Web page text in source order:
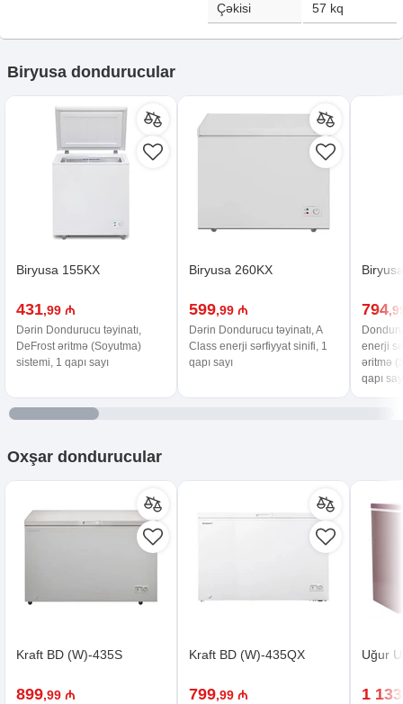
Çəkisi 57 kq
Biryusa dondurucular
Biryusa 155KX
431,99 ₼
Dərin Dondurucu təyinatı,
DeFrost əritmə (Soyutma)
sistemi, 1 qapı sayı
Biryusa 260KX
599,99 ₼
Dərin Dondurucu təyinatı, A
Class enerji sərfiyyat sinifi, 1
qapı sayı
794
enerji
əritmə
qapı
Oxşar dondurucular
Kraft BD (W)-435S
899,99 ₼
Kraft BD (W)-435QX
799,99 ₼
Uğur
1 133